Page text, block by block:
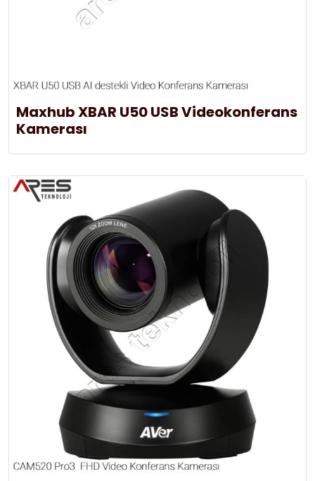
Maxhub XBAR U50 USB Videokonferans
Kamerası